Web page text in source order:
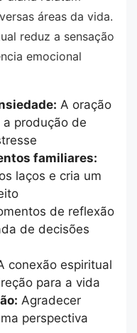
áreas da vida.
reduz a sensação
emocional
A oração
produção de
familiares:
laços e cria um
de reflexão
de decisões
conexão espiritual
para a vida
Agradecer
perspectiva